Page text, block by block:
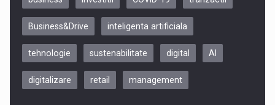
Be Inspired. Make it Happen!, CLUJ, 9 Decembrie
Business&Drive inteligenta artificiala
tehnologie sustenabilitate digital AI
digitalizare retail management